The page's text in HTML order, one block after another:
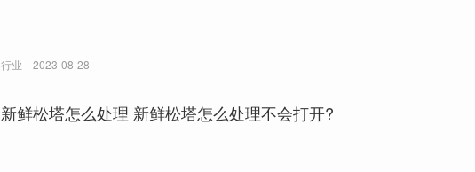
行业 2023-08-28
新鲜松塔怎么处理 新鲜松塔怎么处理不会打开?